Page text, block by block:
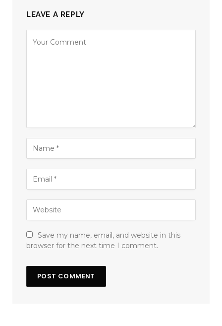
LEAVE A REPLY
Save my name, email, and website in this
browser for the next time I comment.